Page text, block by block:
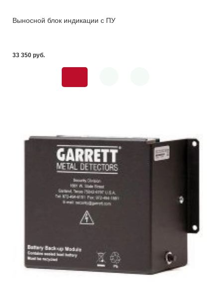
Выносной блок индикации с ПУ
33 350 pуб.